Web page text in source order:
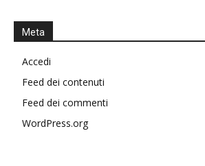
Meta
Accedi
Feed dei contenuti
Feed dei commenti
WordPress.org